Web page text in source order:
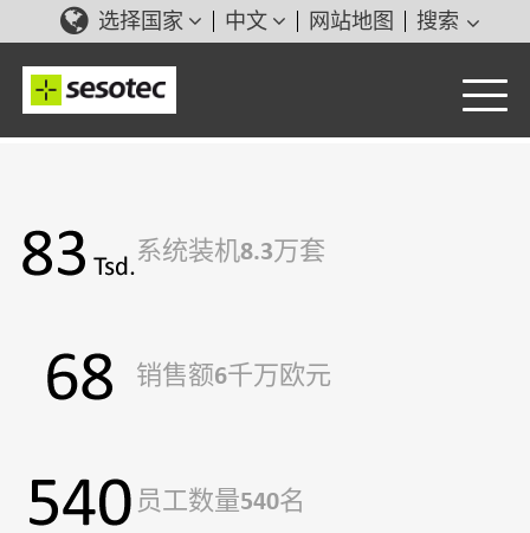
选择国家 中文 网站地图 搜索
系统装机8.3万套
销售额6千万欧元
员工数量540名